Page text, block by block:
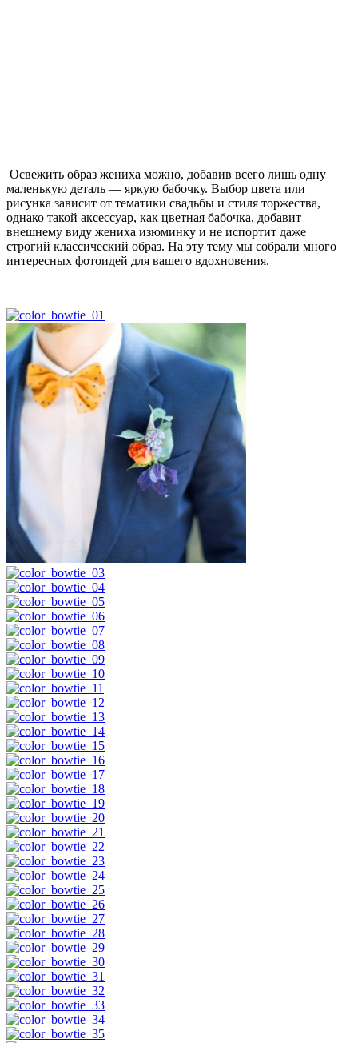
Освежить образ жениха можно, добавив всего лишь одну
маленькую деталь — яркую бабочку. Выбор цвета или
рисунка зависит от тематики свадьбы и стиля торжества,
однако такой аксессуар, как цветная бабочка, добавит
внешнему виду жениха изюминку и не испортит даже
строгий классический образ. На эту тему мы собрали много
интересных фотоидей для вашего вдохновения.